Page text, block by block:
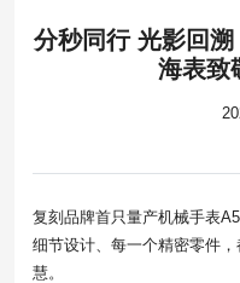
分秒同行 光影回
海表致
复刻品牌首只量产机械手表
细节设计、每一个精密零件
慧。